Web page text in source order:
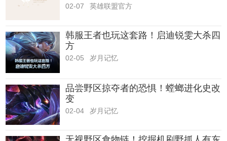
02-07 英雄联盟官方
韩服王者也玩这套路！启迪锐雯大杀四
方
02-05 岁月记忆
品尝野区掠夺者的恐惧！螳螂进化史改
变
02-04 岁月记忆